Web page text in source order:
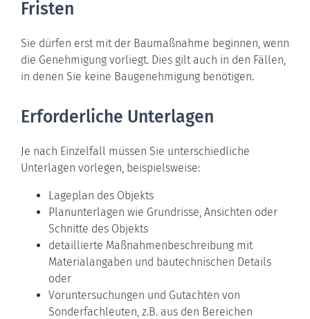
Fristen
Sie dürfen erst mit der Baumaßnahme beginnen, wenn
die Genehmigung vorliegt. Dies gilt auch in den Fällen,
in denen Sie keine Baugenehmigung benötigen.
Erforderliche Unterlagen
Je nach Einzelfall müssen Sie unterschiedliche
Unterlagen vorlegen, beispielsweise:
Lageplan des Objekts
Planunterlagen wie Grundrisse, Ansichten oder
Schnitte des Objekts
detaillierte Maßnahmenbeschreibung mit
Materialangaben und bautechnischen Details
oder
Voruntersuchungen und Gutachten von
Sonderfachleuten, z.B. aus den Bereichen